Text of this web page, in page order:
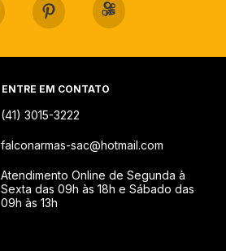
ENTRE EM CONTATO
(41) 3015-3222
falconarmas-sac@hotmail.com
Atendimento Online de Segunda à
Sexta das 09h às 18h e Sábado das
09h às 13h